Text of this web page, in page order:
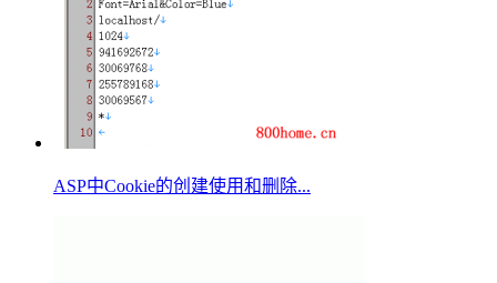
ASP中Cookie的创建使用和删除...